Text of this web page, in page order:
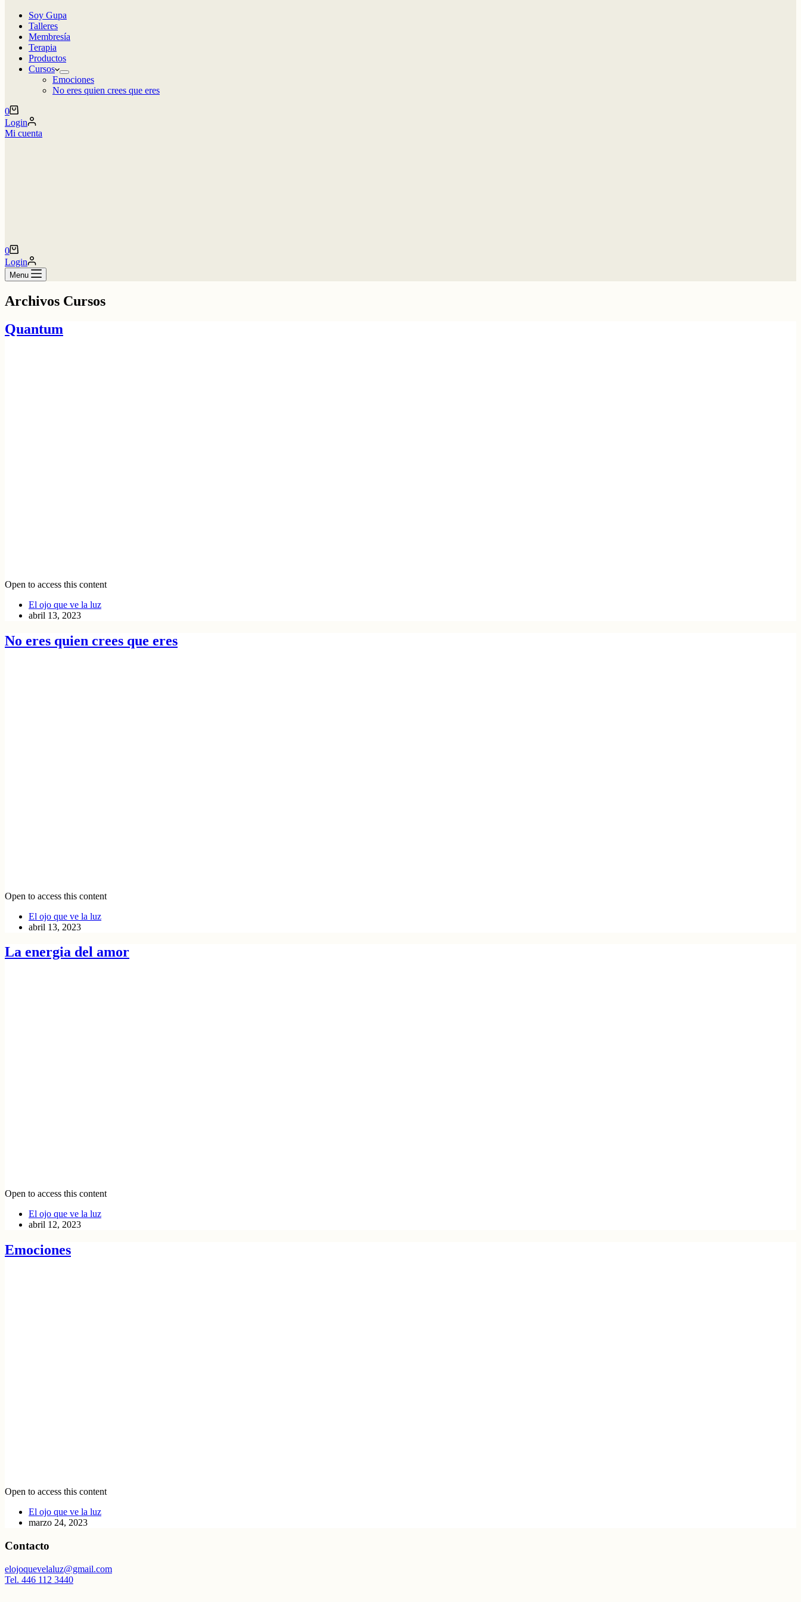
Soy Gupa
Talleres
Membresía
Terapia
Productos
Cursos
Emociones
No eres quien crees que eres
Carro
de
compra
0
Login
Mi cuenta
Carro
de
compra
0
Login
Menu
Archivos Cursos
Quantum
Open to access this content
El ojo que ve la luz
abril 13, 2023
No eres quien crees que eres
Open to access this content
El ojo que ve la luz
abril 13, 2023
La energia del amor
Open to access this content
El ojo que ve la luz
abril 12, 2023
Emociones
Open to access this content
El ojo que ve la luz
marzo 24, 2023
Contacto
elojoquevelaluz@gmail.com
Tel. 446 112 3440